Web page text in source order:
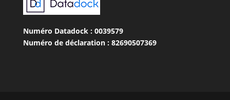
Numéro Datadock : 0039579
Numéro de déclaration : 82690507369